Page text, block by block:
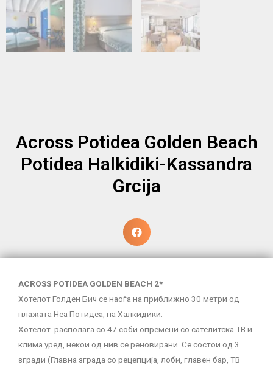
Across Potidea Golden Beach
Potidea Halkidiki-Kassandra
Grcija
ACROSS POTIDEA GOLDEN BEACH 2*
Хотелот Голден Бич се наоѓа на приближно 30 метри од
плажата Неа Потидеа, на Халкидики.
Хотелот располага со 47 соби опремени со сателитска ТВ и
клима уред, некои од нив се реновирани. Се состои од 3
згради (Главна зграда со рецепција, лоби, главен бар, ТВ